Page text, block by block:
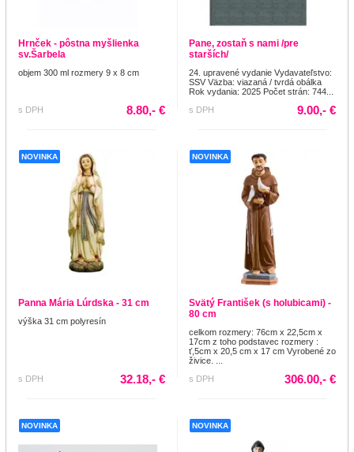
Hrnček - pôstna myšlienka
sv.Šarbela
objem 300 ml rozmery 9 x 8 cm
s DPH 8.80,- €
Pane, zostaň s nami /pre
starších/
24. upravené vydanie Vydavateľstvo:
SSV Väzba: viazaná / tvrdá obálka
Rok vydania: 2025 Počet strán: 744...
s DPH
9.00,- €
NOVINKA
Panna Mária Lúrdska - 31 cm
výška 31 cm polyresín
s DPH 32.18,- €
NOVINKA
Svätý František (s holubicami) -
80 cm
celkom rozmery: 76cm x 22,5cm x
17cm z toho podstavec rozmery :
ť,5cm x 20,5 cm x 17 cm Vyrobené zo
živice. ...
s DPH
306.00,- €
NOVINKA NOVINKA